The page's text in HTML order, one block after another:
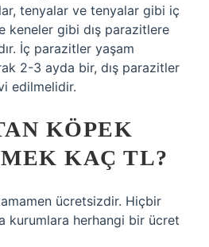
tenyalar ve tenyalar gibi iç
keneler gibi dış parazitlere
İç parazitler yaşam
2-3 ayda bir, dış parazitler
edilmelidir.
KÖPEK
KAÇ TL?
ücretsizdir. Hiçbir
kurumlara herhangi bir ücret